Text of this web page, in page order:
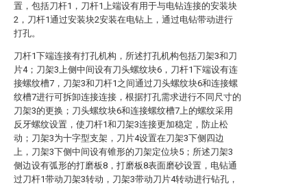
置，包括刀杆1，刀杆1上端设有用于与电钻连接的安装块
2，刀杆1通过安装块2安装在电钻上，通过电钻带动进行
打孔。
刀杆1下端连接有打孔机构，所述打孔机构包括刀架3和刀
片4；刀架3上侧中间设有刀头螺纹块6，刀杆1下端设有连
接螺纹槽7，刀架3和刀杆1之间通过刀头螺纹块6和连接螺
纹槽7进行可拆卸连接连接，根据打孔需求进行不同尺寸的
刀架3的更换；刀头螺纹块6和连接螺纹槽7上的螺纹采用
反牙螺纹设置，使刀杆1和刀架3连接更加稳定，防止松
动；刀架3为十字型支架，刀片4设置在刀架3下侧四边
上，刀架3下侧中间设有锥形的刀架定位块5；所述刀架3
侧边设有弧形的打磨板8，打磨板8表面磨砂设置，电钻通
过刀杆1带动刀架3转动，刀架3带动刀片4转动进行钻孔，